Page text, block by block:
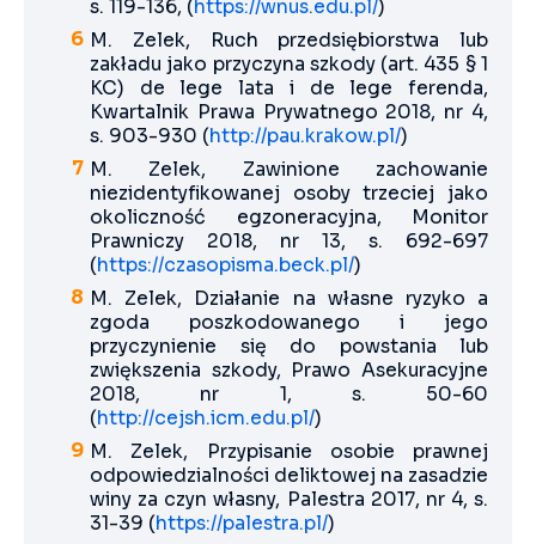
s. 119-136, (https://wnus.edu.pl/)
M. Zelek, Ruch przedsiębiorstwa lub
zakładu jako przyczyna szkody (art. 435 § 1
KC) de lege lata i de lege ferenda,
Kwartalnik Prawa Prywatnego 2018, nr 4,
s. 903-930 (http://pau.krakow.pl/)
M. Zelek, Zawinione zachowanie
niezidentyfikowanej osoby trzeciej jako
okoliczność egzoneracyjna, Monitor
Prawniczy 2018, nr 13, s. 692-697
(https://czasopisma.beck.pl/)
M. Zelek, Działanie na własne ryzyko a
zgoda poszkodowanego i jego
przyczynienie się do powstania lub
zwiększenia szkody, Prawo Asekuracyjne
2018, nr 1, s. 50-60
(http://cejsh.icm.edu.pl/)
M. Zelek, Przypisanie osobie prawnej
odpowiedzialności deliktowej na zasadzie
winy za czyn własny, Palestra 2017, nr 4, s.
31-39 (https://palestra.pl/)